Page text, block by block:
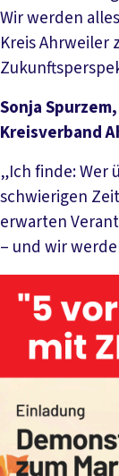
Wir werden
Kreis Ahrweiler
Sonja
Kreisverband
„Ich finde: Wer
schwierigen
erwarten
– und wir